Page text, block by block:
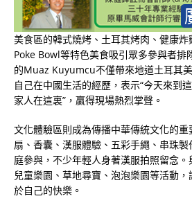
美食區的韓式燒烤、土耳其烤肉、健康炸
Poke Bowl等特色美食吸引眾多參與者排
的Muaz Kuyumcu不僅帶來地道土耳其
自己在中國生活的經歷，表示“今天來到
家人在這裏”，贏得現場熱烈掌聲。
文化體驗區則成為傳播中華傳統文化的
扇、香囊、漢服體驗、五彩手繩、串珠
庭參與，不少年輕人身著漢服拍照留念。
兒童樂園、草地尋寶、泡泡樂園等活動
於自己的快樂。